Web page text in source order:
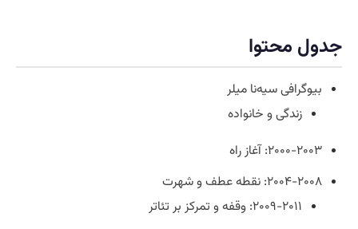
جدول محتوا
بیوگرافی سیه‌نا میلر
زندگی و خانواده
۲۰۰۰-۲۰۰۳: آغاز راه
۲۰۰۴-۲۰۰۸: نقطه عطف و شهرت
۲۰۰۹-۲۰۱۱: وقفه و تمرکز بر تئاتر